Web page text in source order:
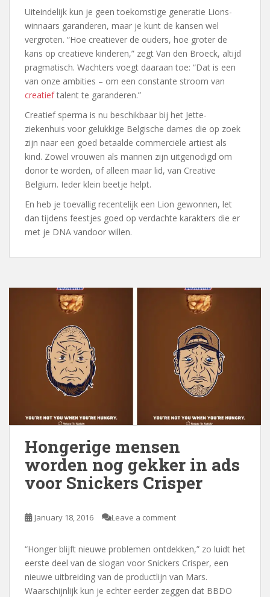
Uiteindelijk kun je geen toekomstige generatie Lions-
winnaars garanderen, maar je kunt de kansen wel
vergroten. “Hoe creatiever de ouders, hoe groter de
kans op creatieve kinderen,” zegt Van den Broeck, altijd
pragmatisch. Wachters voegt daaraan toe: “Dat is een
van onze ambities – om een constante stroom van
creatieftalent te garanderen.”
Creatief sperma is nu beschikbaar bij het Jette-
ziekenhuis voor gelukkige Belgische dames die op zoek
zijn naar een goed betaalde commerciële artiest als
kind. Zowel vrouwen als mannen zijn uitgenodigd om
donor te worden, of alleen maar lid, van Creative
Belgium. Ieder klein beetje helpt.
En heb je toevallig recentelijk een Lion gewonnen, let
dan tijdens feestjes goed op verdachte karakters die er
met je DNA vandoor willen.
Hongerige mensen
worden nog gekker in ads
voor Snickers Crisper
January 18, 2016 Leave a comment
“Honger blijft nieuwe problemen ontdekken,” zo luidt het
eerste deel van de slogan voor Snickers Crisper, een
nieuwe uitbreiding van de productlijn van Mars.
Waarschijnlijk kun je echter eerder zeggen dat BBDO